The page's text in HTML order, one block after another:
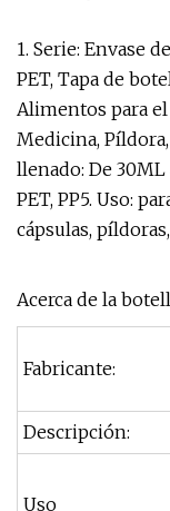
1. Serie: Envase
PET, Tapa de
Alimentos para
Medicina,
llenado: De 30ML
PET, PP5. Uso:
cápsulas,
Acerca de la
Fabricante:
Descripción:
Uso